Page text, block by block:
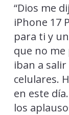
“Dios me
iPhone 17
para ti y
que no me
iban a
celulares.
en este
los